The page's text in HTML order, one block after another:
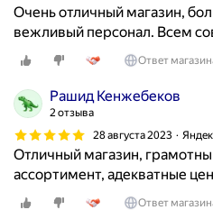
Очень отличный магазин,
вежливый персонал. Всем
Ответ
Рашид Кенжебеков
2 отзыва
28 августа 2023
Отличный магазин,
ассортимент, адекватные
Ответ